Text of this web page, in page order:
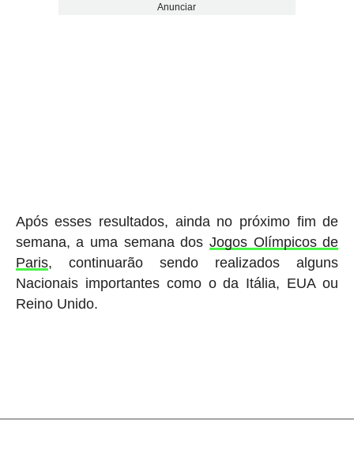
Anunciar
Após esses resultados, ainda no próximo fim de
semana, a uma semana dos Jogos Olímpicos de
Paris, continuarão sendo realizados alguns
Nacionais importantes como o da Itália, EUA ou
Reino Unido.